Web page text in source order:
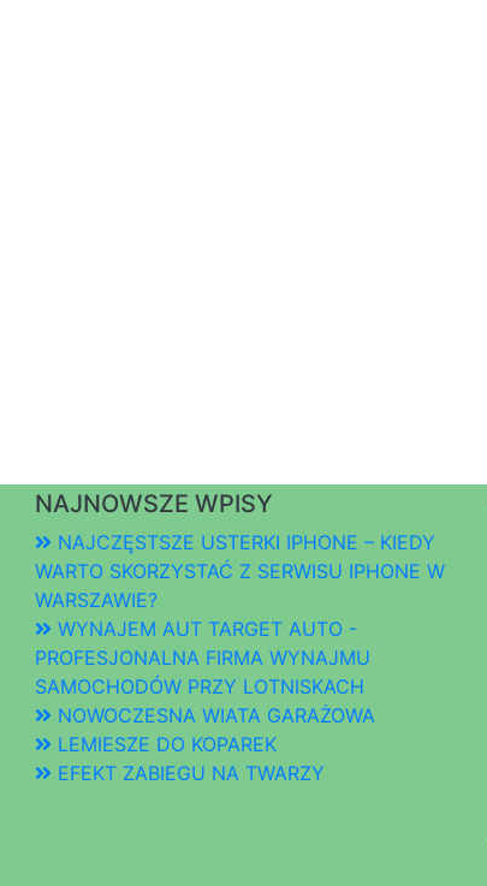
NAJNOWSZE WPISY
NAJCZĘSTSZE USTERKI IPHONE – KIEDY
WARTO SKORZYSTAĆ Z SERWISU IPHONE W
WARSZAWIE?
WYNAJEM AUT TARGET AUTO -
PROFESJONALNA FIRMA WYNAJMU
SAMOCHODÓW PRZY LOTNISKACH
NOWOCZESNA WIATA GARAŻOWA
LEMIESZE DO KOPAREK
EFEKT ZABIEGU NA TWARZY